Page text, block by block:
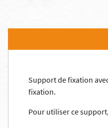
Support de fixation
fixation.
Pour utiliser ce